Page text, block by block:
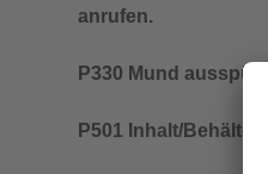
anrufen.
P330 Mund
P501 Inhalt/